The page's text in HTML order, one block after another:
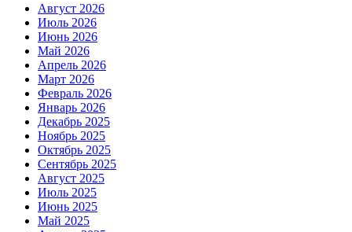
Август 2026
Июль 2026
Июнь 2026
Май 2026
Апрель 2026
Март 2026
Февраль 2026
Январь 2026
Декабрь 2025
Ноябрь 2025
Октябрь 2025
Сентябрь 2025
Август 2025
Июль 2025
Июнь 2025
Май 2025